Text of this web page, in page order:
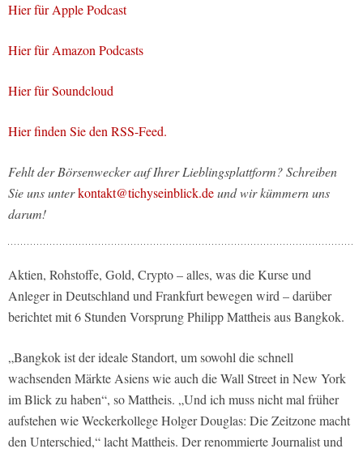
Hier für Apple Podcast
Hier für Amazon Podcasts
Hier für Soundcloud
Hier finden Sie den RSS-Feed.
Fehlt der Börsenwecker auf Ihrer Lieblingsplattform? Schreiben
Sie uns unterkontakt@tichyseinblick.deund wir kümmern uns
darum!
Aktien, Rohstoffe, Gold, Crypto – alles, was die Kurse und
Anleger in Deutschland und Frankfurt bewegen wird – darüber
berichtet mit 6 Stunden Vorsprung Philipp Mattheis aus Bangkok.
„Bangkok ist der ideale Standort, um sowohl die schnell
wachsenden Märkte Asiens wie auch die Wall Street in New York
im Blick zu haben“, so Mattheis. „Und ich muss nicht mal früher
aufstehen wie Weckerkollege Holger Douglas: Die Zeitzone macht
den Unterschied,“ lacht Mattheis. Der renommierte Journalist und